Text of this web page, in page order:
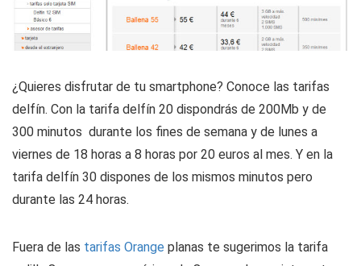
¿Quieres disfrutar de tu smartphone? Conoce las tarifas
delfín. Con la tarifa delfín 20 dispondrás de 200Mb y de
300 minutos durante los fines de semana y de lunes a
viernes de 18 horas a 8 horas por 20 euros al mes. Y en la
tarifa delfín 30 dispones de los mismos minutos pero
durante las 24 horas.
Fuera de las tarifas Orange planas te sugerimos la tarifa